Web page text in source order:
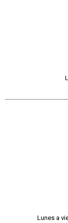
Lunes a